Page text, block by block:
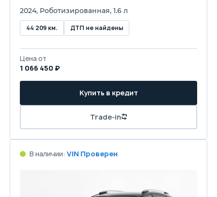
2024, Роботизированная, 1.6 л
44 209 км. ДТП не найдены
Цена от
1 066 450 ₽
Купить в кредит
Trade-in
В наличии: VIN Проверен